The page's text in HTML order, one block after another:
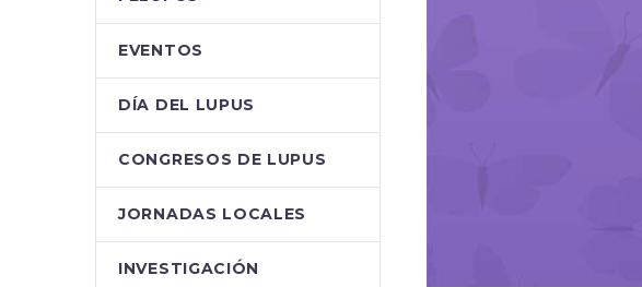
EVENTOS
DÍA DEL LUPUS
CONGRESOS DE LUPUS
JORNADAS LOCALES
INVESTIGACIÓN